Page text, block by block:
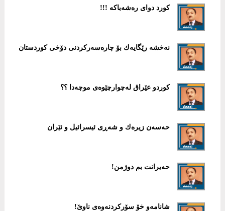
كورد دوای رەشەباكە !!!
نەخشە رێگایەك بۆ چارەسەركردنی دۆخی كوردستان
كوردو عێراق لەچوارچێوەی موچەدا ؟؟
حەسەن زیرەك و شەڕی ئیسرائیل و ئێران
حەیرانت بم دوژمن!
شانامەو خۆ سۆركردنەوەی ناوێ!